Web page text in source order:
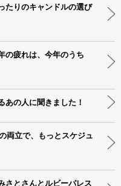
たりのキャンドルの選び
の疲れは、今年のうち
あの人に聞きました！
両立で、もっとスケジュ
さとさんとルビーパレス